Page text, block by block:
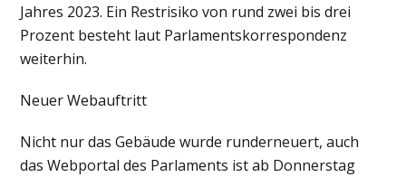
Jahres 2023. Ein Restrisiko von rund zwei bis drei
Prozent besteht laut Parlamentskorrespondenz
weiterhin.
Neuer Webauftritt
Nicht nur das Gebäude wurde runderneuert, auch
das Webportal des Parlaments ist ab Donnerstag